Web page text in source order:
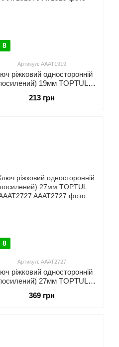
8
Артикул: AAAT1919
ріжковий односторонній
19мм TOPTUL
213 грн
8
Артикул: AAAT2727
ріжковий односторонній
27мм TOPTUL
369 грн